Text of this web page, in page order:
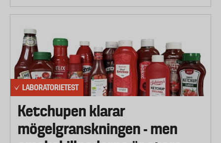
LABORATORIETEST
Ketchupen klarar
mögelgranskningen - men